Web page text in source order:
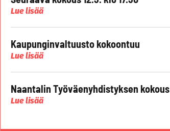
Lue lisää
Kaupunginvaltuusto kokoontuu
Lue lisää
Naantalin Työväenyhdistyksen kokous
Lue lisää